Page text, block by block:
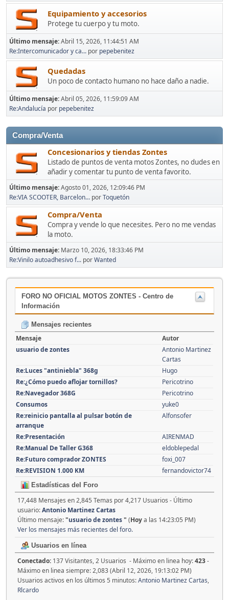
Equipamiento y accesorios
Protege tu cuerpo y tu moto.
Último mensaje:Abril 15, 2026, 11:44:51 AM
Re:Intercomunicador y ca... por pepebenitez
Quedadas
Un poco de contacto humano no hace daño a nadie.
Último mensaje:Abril 05, 2026, 11:59:09 AM
Re:Andalucía por pepebenitez
Compra/Venta
Concesionarios y tiendas Zontes
Listado de puntos de venta motos Zontes, no dudes en
añadir y comentar tu punto de venta favorito.
Último mensaje:Agosto 01, 2026, 12:09:46 PM
Re:VIA SCOOTER, Barcelon... porToquetón
Compra/Venta
Compra y vende lo que necesites. Pero no me vendas
la moto.
Último mensaje: Marzo 10, 2026, 18:33:46 PM
Re:Vinilo autoadhesivo f... porWanted
FORO NO OFICIAL MOTOS ZONTES - Centro de
Información
Mensajes recientes
Mensaje
Autor
usuario de zontes
Antonio Martinez
Cartas
Re:Luces "antiniebla" 368g
Hugo
Re:¿Cómo puedo aflojar tornillos?
Pericotrino
Re:Navegador 368G
Pericotrino
Consumos
yuke0
Re:reinicio pantalla al pulsar botón de
arranque
Alfonsofer
Re:Presentación
AIRENMAD
Re:Manual De Taller G368
eldoblepedal
Re:Futuro comprador ZONTES
foxi_007
Re:REVISION 1.000 KM
fernandovictor74
Estadísticas del Foro
17,448 Mensajes en 2,845 Temas por 4,217 Usuarios - Último
usuario:Antonio Martinez Cartas
Último mensaje:"usuario de zontes" (Hoya las 14:23:05 PM)
Ver los mensajes más recientes del foro.
Usuarios en línea
Conectado: 137 Visitantes, 2 Usuarios - Máximo en linea hoy:423-
Máximo en linea siempre: 2,083 (Abril 12, 2026, 19:13:02 PM)
Usuarios activos en los últimos 5 minutos:Antonio Martinez Cartas,
Rlcardo